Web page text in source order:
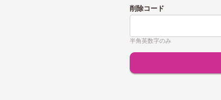
削除コード
半角英数字のみ